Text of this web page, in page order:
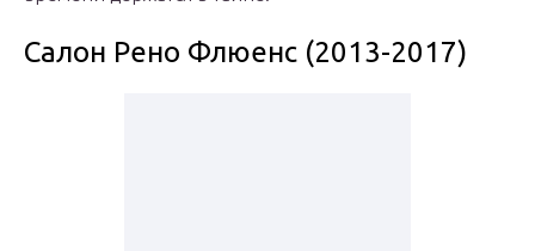
Салон Рено Флюенс (2013-2017)